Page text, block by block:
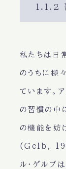
1.1.2
私たちは日
のうちに様
ています。
の習慣の中
の機能を妨
(Gelb,
ル・ゲル